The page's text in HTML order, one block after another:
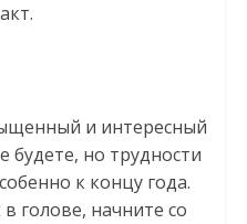
и интересный
будете, но трудности
к концу года.
голове, начните со